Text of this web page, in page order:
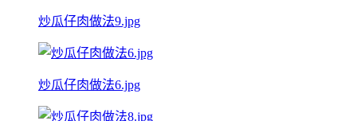
炒瓜仔肉做法9.jpg
炒瓜仔肉做法6.jpg